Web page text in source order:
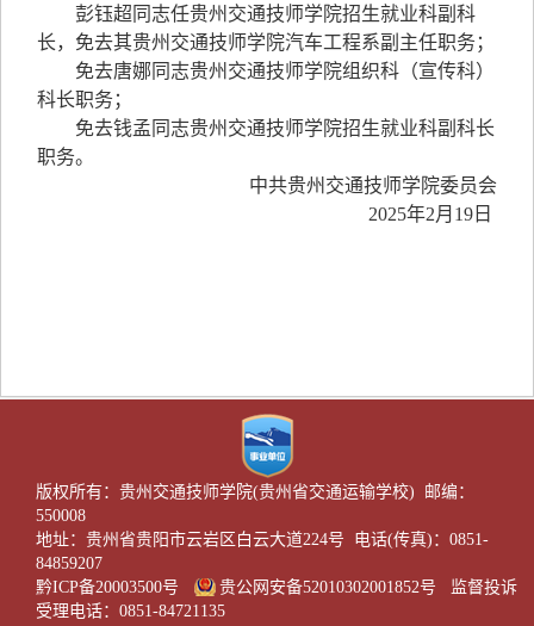
彭钰超同志任贵州交通技师学院招生就业科副科
长， 免去其贵州交通技师学院汽车工程系副主任职务；
免去唐娜同志贵州交通技师学院组织科（宣传科）
科长职务；
免去钱孟同志贵州交通技师学院招生就业科副科长
职务。
中共贵州交通技师学院委员会
2025年2月19日
版权所有：贵州交通技师学院(贵州省交通运输学校) 邮编：
550008
地址：贵州省贵阳市云岩区白云大道224号 电话(传真)：0851-
84859207
黔ICP备20003500号
贵公网安备52010302001852号
监督投诉
受理电话：0851-84721135